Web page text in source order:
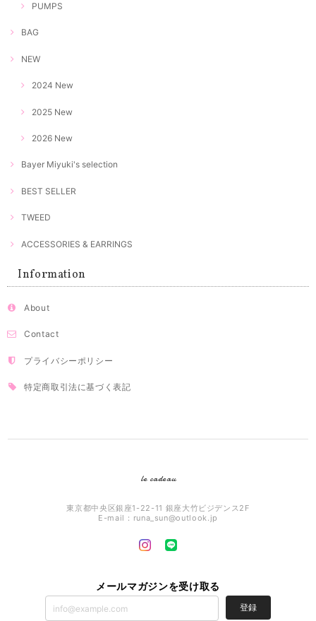
PUMPS
BAG
NEW
2024 New
2025 New
2026 New
Bayer Miyuki's selection
BEST SELLER
TWEED
ACCESSORIES & EARRINGS
Information
About
Contact
プライバシーポリシー
特定商取引法に基づく表記
le cadeau
東京都中央区銀座1-22-11 銀座大竹ビジデンス2F
E-mail： runa_sun@outlook.jp
メールマガジンを受け取る
登録